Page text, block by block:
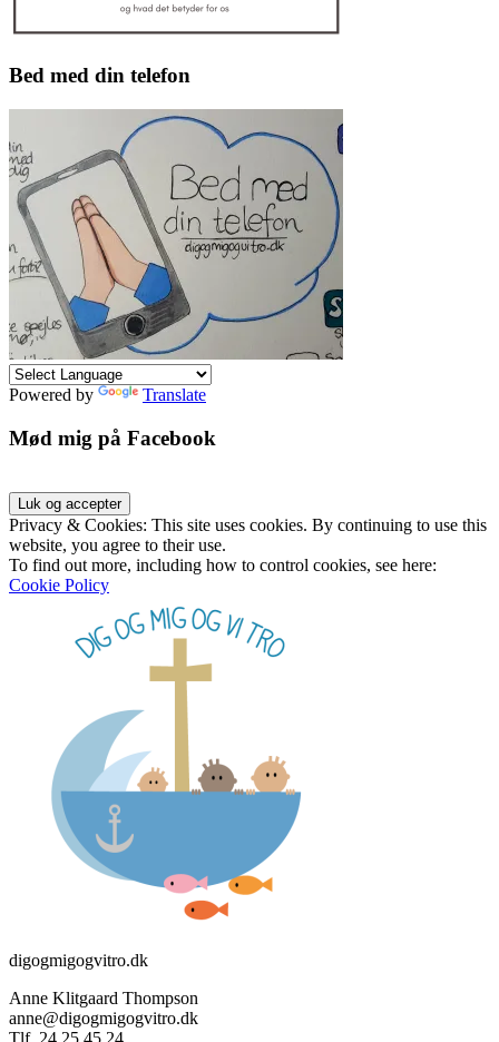
Bed med din telefon
Powered by Translate
Mød mig på Facebook
Privacy & Cookies: This site uses cookies. By continuing to use this
website, you agree to their use.
To find out more, including how to control cookies, see here:
Cookie Policy
digogmigogvitro.dk
Anne Klitgaard Thompson
anne@digogmigogvitro.dk
Tlf. 24 25 45 24